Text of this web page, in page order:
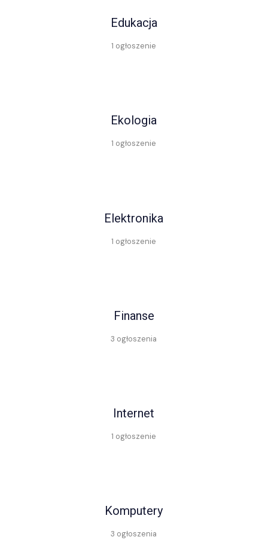
Edukacja
1 ogłoszenie
Ekologia
1 ogłoszenie
Elektronika
1 ogłoszenie
Finanse
3 ogłoszenia
Internet
1 ogłoszenie
Komputery
3 ogłoszenia